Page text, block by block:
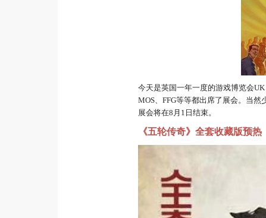
今天是英国一年一度的游戏博览会
MOS、FFG等等都出席了展会。当
展会将在8月1日结束。
《五轮传奇》全套收藏版预热